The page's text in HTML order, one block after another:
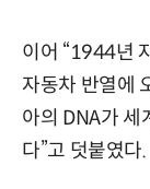
이어 “1944년
자동차 반열에
아의 DNA가 세
다”고 덧붙였다.